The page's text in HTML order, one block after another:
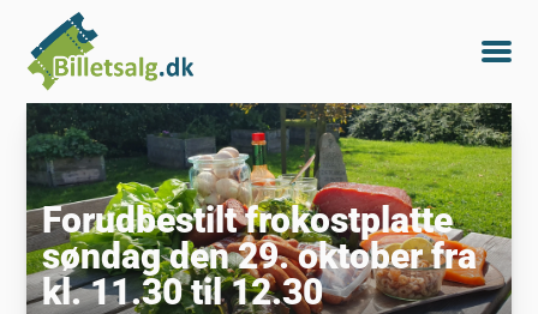
Forudbestilt frokostplatte
søndag den 29. oktober fra
kl. 11.30 til 12.30